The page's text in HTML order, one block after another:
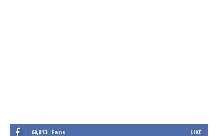
60,813 Fans LIKE